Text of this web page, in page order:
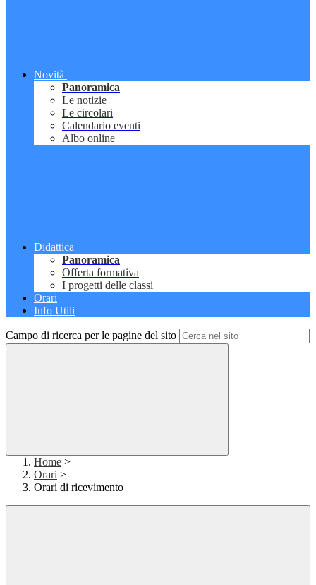
Novità
Panoramica
Le notizie
Le circolari
Calendario eventi
Albo online
Didattica
Panoramica
Offerta formativa
I progetti delle classi
Orari
Info Utili
Campo di ricerca per le pagine del sito
Home >
Orari >
Orari di ricevimento